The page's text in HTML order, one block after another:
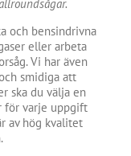
och bensindrivna
eller arbeta
Vi har även
smidiga att
ska du välja en
för varje uppgift
av hög kvalitet